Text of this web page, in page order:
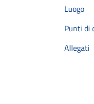
Luogo
Punti di
Allegati